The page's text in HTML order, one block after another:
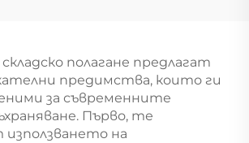
полагане предлагат
предимства, които ги
за съвременните
Първо, те
на